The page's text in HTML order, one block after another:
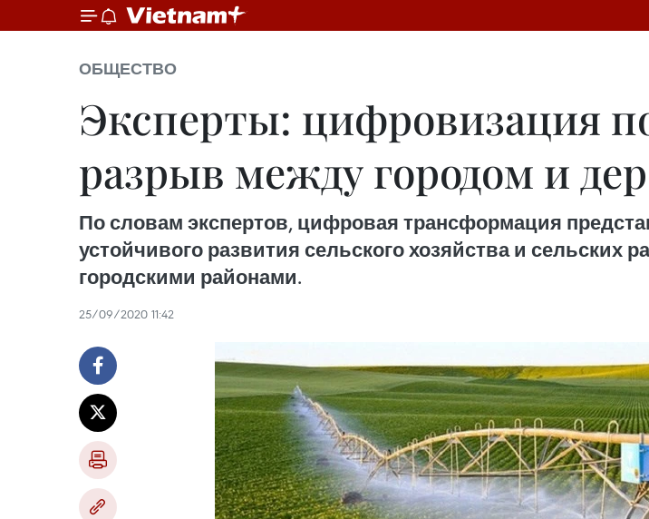
ОБЩЕСТВО
Эксперты: цифровизация
разрыв между городом и
По словам экспертов, цифровая трансформация
устойчивого развития сельского хозяйства и
городскими районами.
25/09/2020 11:42